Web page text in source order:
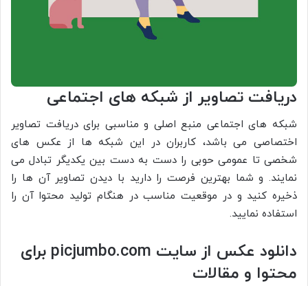
دریافت تصاویر از شبکه های اجتماعی
شبکه های اجتماعی منبع اصلی و مناسبی برای دریافت تصاویر
اختصاصی می باشد، کاربران در این شبکه ها از عکس های
شخصی تا عمومی حوبی را دست به دست بین یکدیگر تبادل می
نمایند. و شما بهترین فرصت را دارید با دیدن تصاویر آن ها را
ذخیره کنید و در موقعیت مناسب در هنگام تولید محتوا آن را
استفاده نمایید.
دانلود عکس از سایت picjumbo.com
برای
محتوا و مقالات